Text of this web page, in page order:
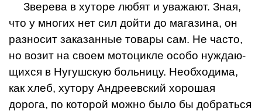
Зверева в хуторе любят и уважают. Зная,
что у многих нет сил дойти до магазина, он
разносит зака­занные товары сам. Не часто,
но возит на своем мотоцикле особо нуждаю­
щихся в Нугушскую больни­цу. Необходима,
как хлеб, хутору Андреевский хоро­шая
дорога, по которой можно было бы добраться